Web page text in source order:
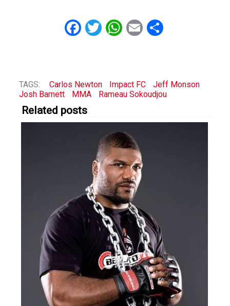
Facebook
Twitter
WhatsApp
EmailShare
TAGS: Carlos Newton Impact FC
Jeff Monson
Josh Barnett
MMA Rameau Sokoudjou
Related posts